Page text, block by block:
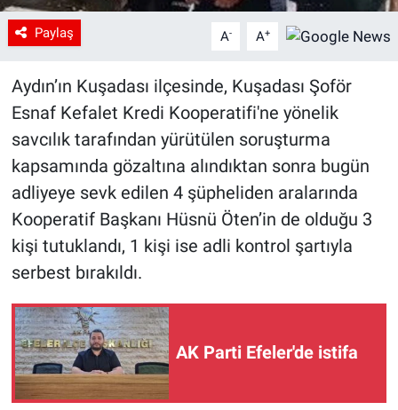
Paylaş A- A+
Aydın’ın Kuşadası ilçesinde, Kuşadası Şoför
Esnaf Kefalet Kredi Kooperatifi'ne yönelik
savcılık tarafından yürütülen soruşturma
kapsamında gözaltına alındıktan sonra bugün
adliyeye sevk edilen 4 şüpheliden aralarında
Kooperatif Başkanı Hüsnü Öten’in de olduğu 3
kişi tutuklandı, 1 kişi ise adli kontrol şartıyla
serbest bırakıldı.
AK Parti Efeler'de istifa